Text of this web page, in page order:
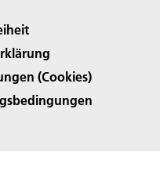
(Cookies)